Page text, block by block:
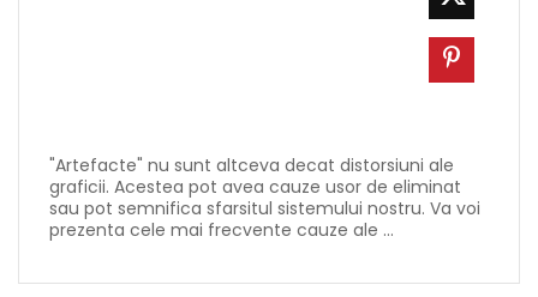
"Artefacte" nu sunt altceva decat distorsiuni ale
graficii. Acestea pot avea cauze usor de eliminat
sau pot semnifica sfarsitul sistemului nostru. Va voi
prezenta cele mai frecvente cauze ale ...